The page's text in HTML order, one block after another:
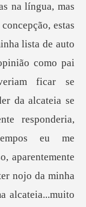
na língua, mas
estas
lista de auto
como pai
ficar se
da alcateia se
responderia,
eu me
aparentemente
nojo da minha
alcateia...muito